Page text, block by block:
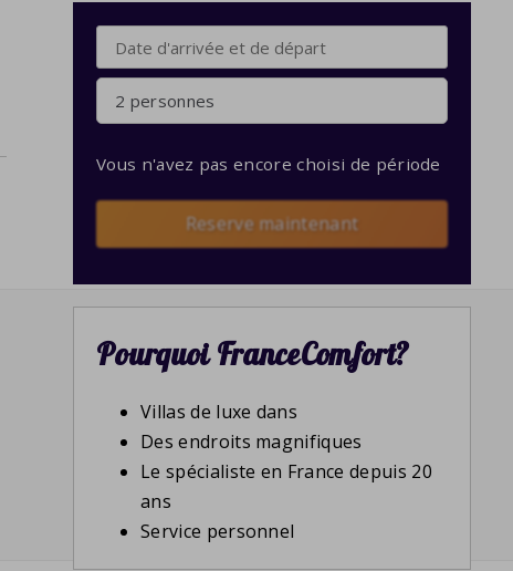
2 personnes
Vous n'avez pas encore choisi de période
Reserve maintenant
Pourquoi FranceComfort?
Villas de luxe dans
Des endroits magnifiques
Le spécialiste en France depuis 20
ans
Service personnel